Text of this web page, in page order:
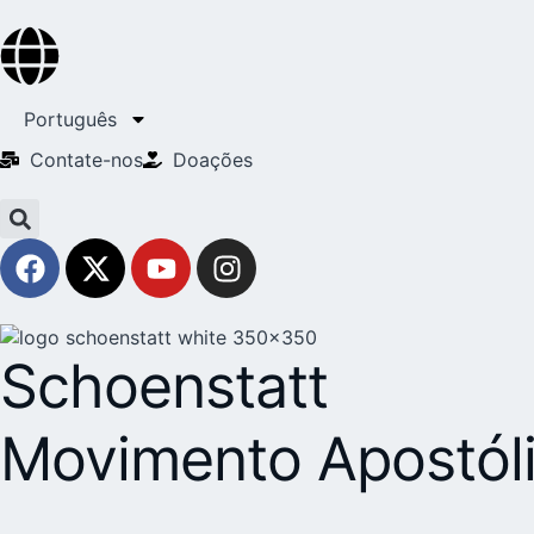
Português
Contate-nos
Doações
Schoenstatt
Movimento